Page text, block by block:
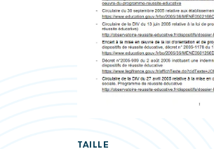
TAILLE